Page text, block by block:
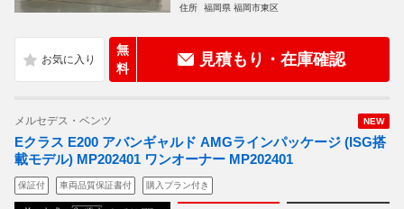
住所
福岡県 福岡市東区
無
料
見積もり・在庫確認
NEW
メルセデス・ベンツ
Eクラス E200 アバンギャルド AMGラインパッケージ (ISG搭
載モデル) MP202401 ワンオーナー MP202401
保証付 車両品質保証書付 購入プラン付き